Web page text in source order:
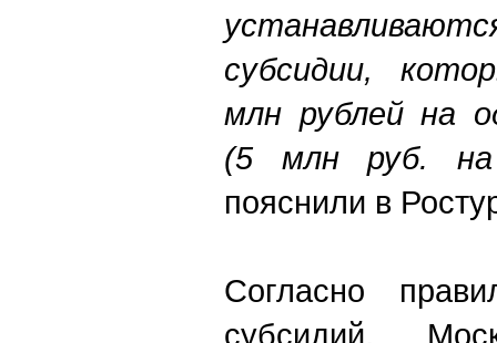
субсидии,
млн рублей на
(5 млн руб. на
пояснили в
Согласно
субсидий,